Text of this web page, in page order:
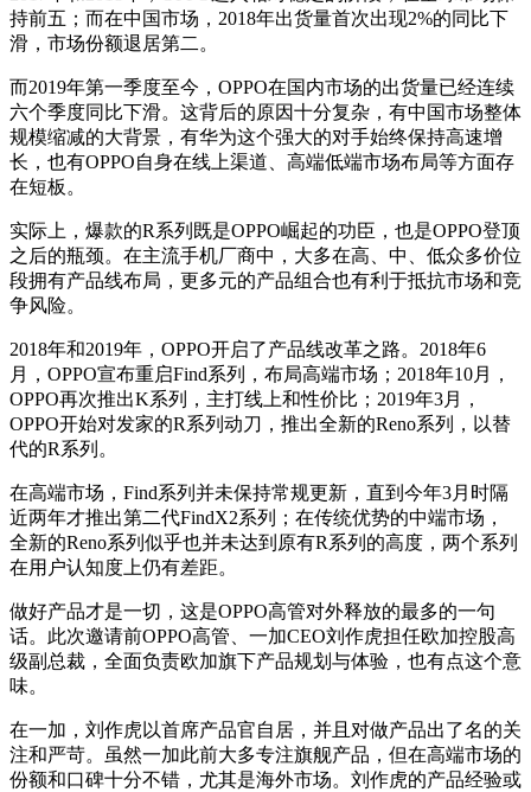
持前五；而在中国市场，2018年出货量首次出现2%的同比下
滑，市场份额退居第二。
而2019年第一季度至今，OPPO在国内市场的出货量已经连续
六个季度同比下滑。这背后的原因十分复杂，有中国市场整体
规模缩减的大背景，有华为这个强大的对手始终保持高速增
长，也有OPPO自身在线上渠道、高端低端市场布局等方面存
在短板。
实际上，爆款的R系列既是OPPO崛起的功臣，也是OPPO登顶
之后的瓶颈。在主流手机厂商中，大多在高、中、低众多价位
段拥有产品线布局，更多元的产品组合也有利于抵抗市场和竞
争风险。
2018年和2019年，OPPO开启了产品线改革之路。2018年6
月，OPPO宣布重启Find系列，布局高端市场；2018年10月，
OPPO再次推出K系列，主打线上和性价比；2019年3月，
OPPO开始对发家的R系列动刀，推出全新的Reno系列，以替
代的R系列。
在高端市场，Find系列并未保持常规更新，直到今年3月时隔
近两年才推出第二代FindX2系列；在传统优势的中端市场，
全新的Reno系列似乎也并未达到原有R系列的高度，两个系列
在用户认知度上仍有差距。
做好产品才是一切，这是OPPO高管对外释放的最多的一句
话。此次邀请前OPPO高管、一加CEO刘作虎担任欧加控股高
级副总裁，全面负责欧加旗下产品规划与体验，也有点这个意
味。
在一加，刘作虎以首席产品官自居，并且对做产品出了名的关
注和严苛。虽然一加此前大多专注旗舰产品，但在高端市场的
份额和口碑十分不错，尤其是海外市场。刘作虎的产品经验或